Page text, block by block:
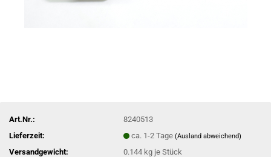
Art.Nr.:
8240513
Lieferzeit:
ca. 1-2 Tage(Ausland abweichend)
Versandgewicht: 0.144 kg je Stück